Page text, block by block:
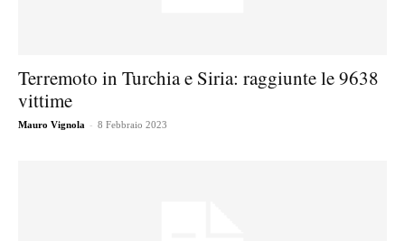
Terremoto in Turchia e Siria: raggiunte le 9638
vittime
Mauro Vignola - 8 Febbraio 2023